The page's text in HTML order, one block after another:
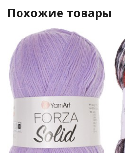
Похожие товары